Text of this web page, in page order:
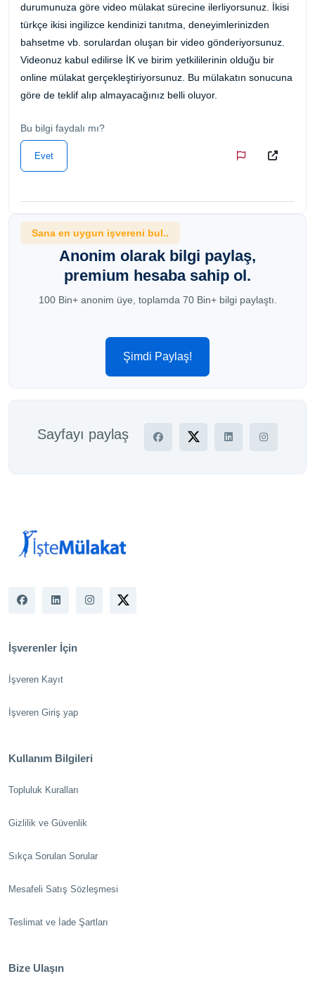
durumunuza göre video mülakat sürecine ilerliyorsunuz. İkisi
türkçe ikisi ingilizce kendinizi tanıtma, deneyimlerinizden
bahsetme vb. sorulardan oluşan bir video gönderiyorsunuz.
Videonuz kabul edilirse İK ve birim yetkililerinin olduğu bir
online mülakat gerçekleştiriyorsunuz. Bu mülakatın sonucuna
göre de teklif alıp almayacağınız belli oluyor.
Bu bilgi faydalı mı?
Evet
Sana en uygun işvereni bul..
Anonim olarak bilgi paylaş,
premium hesaba sahip ol.
100 Bin+ anonim üye, toplamda 70 Bin+ bilgi paylaştı.
Şimdi Paylaş!
Sayfayı paylaş
İşverenler İçin
İşveren Kayıt
İşveren Giriş yap
Kullanım Bilgileri
Topluluk Kuralları
Gizlilik ve Güvenlik
Sıkça Sorulan Sorular
Mesafeli Satış Sözleşmesi
Teslimat ve İade Şartları
Bize Ulaşın